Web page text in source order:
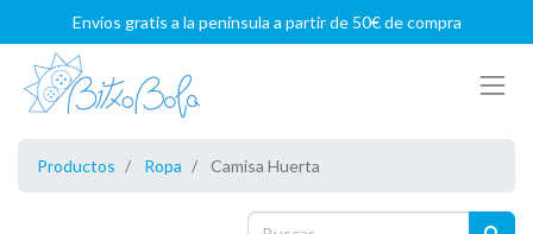
Envíos gratis a la península a partir de 50€ de compra
Productos Ropa Camisa Huerta